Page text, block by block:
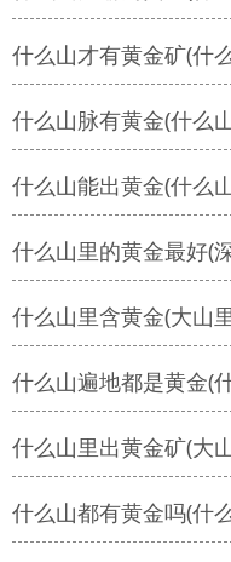
什么山才有黄金矿(什
什么山脉有黄金(什么
什么山能出黄金(什么
什么山里的黄金最好(
什么山里含黄金(大山
什么山遍地都是黄金(
什么山里出黄金矿(大
什么山都有黄金吗(什